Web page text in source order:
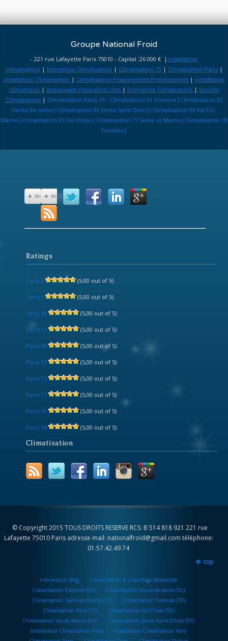
Groupe National Froid
- 221 rue Lafayette Paris 75010 - Capital :26 000 € | installateur
climatisation | Entreprise Climatisation | Climatisation 75| Climatisation Paris|
installation Climatisation | Climatisation Financement Professionnel | installation
climatiseur | depannage réparation clim | Entreprise Climatisation | Société
Climatisation | Climatisation Paris 75 - Climatisation 91 Essonne|Climatisation 92
Hauts-de-seine|Climatisation 93 Seine-Saint-Denis|Climatisation 94 Val-De-
Marne|Climatisation 95 Val d'oise|Climatisation 77 Seine et Marne|Climatisation 78
Yvelines|
Ratings
Paris 3 (5,00 out of 5)
Paris 1 (5,00 out of 5)
Paris 18 (5,00 out of 5)
Paris 11 (5,00 out of 5)
Paris 20 (5,00 out of 5)
Paris 13 (5,00 out of 5)
Paris 15 (5,00 out of 5)
Paris 17 (5,00 out of 5)
Paris 19 (5,00 out of 5)
Paris 14 (5,00 out of 5)
Climatisation
© Copyright 2015 TOUS DROITS RESERVE RCS: B 514 818 921 221 rue
Lafayette 75010 Paris adresse mail: nationalfroid@gmail.com téléphone:
01.57.42.49.74
top
Information Blog
Climatisation & Chauffage Réversible
Climatisation Essonne (91)
Climatisation Hauts-de-seine (92)
Climatisation Seine-et-Marne (77)
Climatisation Yvelines (78)
Climatisation Paris (75)
Climatisation Val-D’oise (95)
Climatisation Val-de-Marne (94)
Climatisation Seine-Saint-Denis (93)
Installateur Climatisation Paris
Installation Climatisation Paris